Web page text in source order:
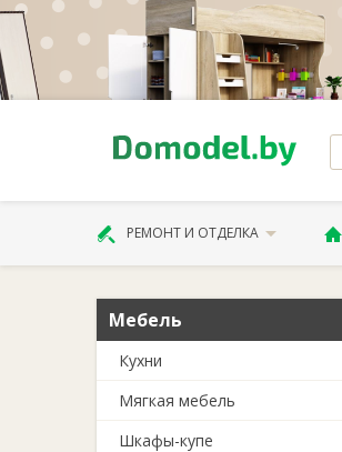
РЕМОНТ И ОТДЕЛКА
Мебель
Кухни
Мягкая мебель
Шкафы-купе